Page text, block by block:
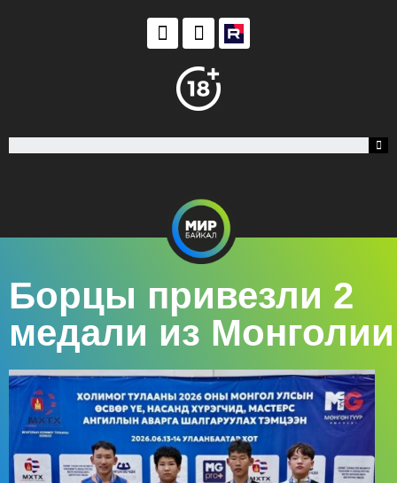
Борцы привезли 2
медали из Монголии